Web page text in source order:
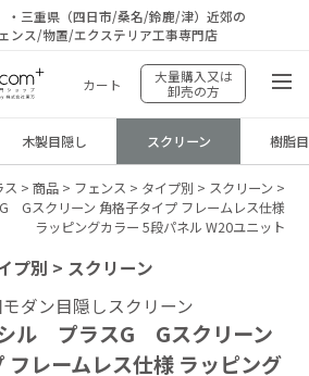
・三重県（四日市/桑名/鈴鹿/津）近郊の
ンス/物置/エクステリア工事専門店
カート
大量購入又は
卸売の方
木製目隠し スクリーン 樹脂
ス > 商品> フェンス > タイプ別 > スクリーン >
スクリーン 角格子タイプ フレームレス仕様
ラッピングカラー 5段パネル W20ユニット
プ別 > スクリーン
ダン目隠しスクリーン
ル プラスG Gスクリーン
フレームレス仕様 ラッピング